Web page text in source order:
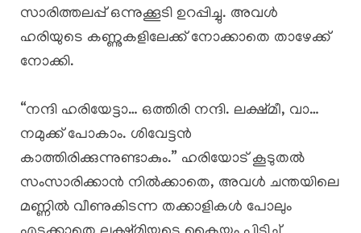
സാരിത്തലപ്പ് ഒന്നുക്കൂടി ഉറപ്പിച്ചു. അവൾ
ഹരിയുടെ കണ്ണുകളിലേക്ക് നോക്കാതെ താഴേക്ക്
നോക്കി.
“നന്ദി ഹരിയേട്ടാ… ഒത്തിരി നന്ദി. ലക്ഷ്മീ, വാ…
നമുക്ക് പോകാം. ശിവേട്ടൻ
കാത്തിരിക്കുന്നുണ്ടാകും.” ഹരിയോട് കൂടുതൽ
സംസാരിക്കാൻ നിൽക്കാതെ, അവൾ ചന്തയിലെ
മണ്ണിൽ വീണുകിടന്ന തക്കാളികൾ പോലും